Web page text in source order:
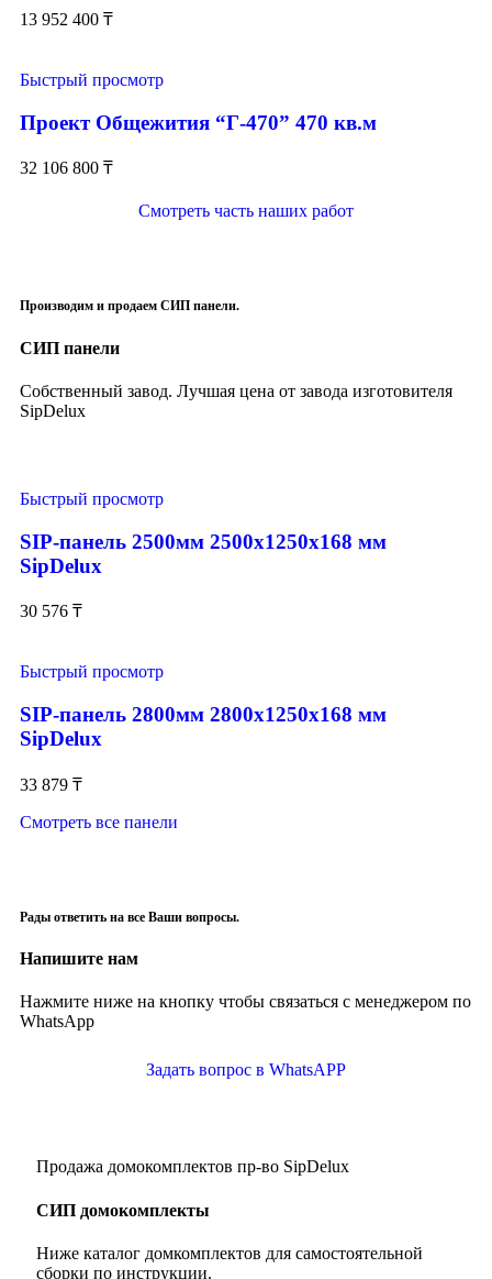
13 952 400 ₸
Быстрый просмотр
Проект Общежития “Г-470” 470 кв.м
32 106 800 ₸
Смотреть часть наших работ
Производим и продаем СИП панели.
СИП панели
Собственный завод. Лучшая цена от завода изготовителя
SipDelux
Быстрый просмотр
SIP-панель 2500мм 2500x1250x168 мм
SipDelux
30 576 ₸
Быстрый просмотр
SIP-панель 2800мм 2800x1250x168 мм
SipDelux
33 879 ₸
Смотреть все панели
Рады ответить на все Ваши вопросы.
Напишите нам
Нажмите ниже на кнопку чтобы связаться с менеджером по
WhatsApp
Задать вопрос в WhatsAPP
Продажа домокомплектов пр-во SipDelux
СИП домокомплекты
Ниже каталог домкомплектов для самостоятельной
сборки по инструкции.